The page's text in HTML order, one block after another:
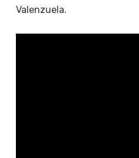
Valenzuela.